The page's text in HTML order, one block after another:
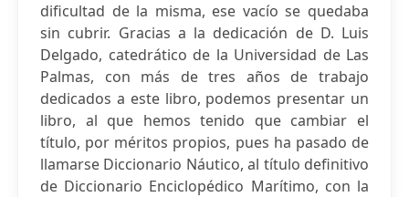
dificultad de la misma, ese vacío se quedaba
sin cubrir. Gracias a la dedicación de D. Luis
Delgado, catedrático de la Universidad de Las
Palmas, con más de tres años de trabajo
dedicados a este libro, podemos presentar un
libro, al que hemos tenido que cambiar el
título, por méritos propios, pues ha pasado de
llamarse Diccionario Náutico, al título definitivo
de Diccionario Enciclopédico Marítimo, con la